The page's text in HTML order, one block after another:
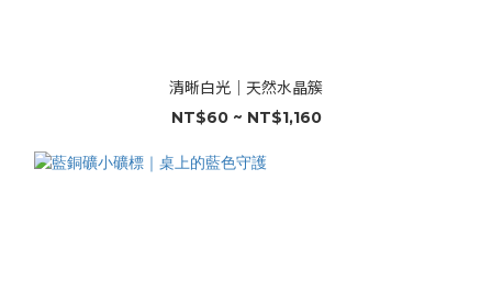
清晰白光｜天然水晶簇
NT$60 ~ NT$1,160